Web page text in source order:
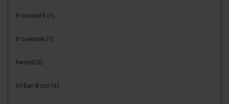
trouwjurk (1)
trouwpak (1)
tweed (2)
Urban Bozz (6)